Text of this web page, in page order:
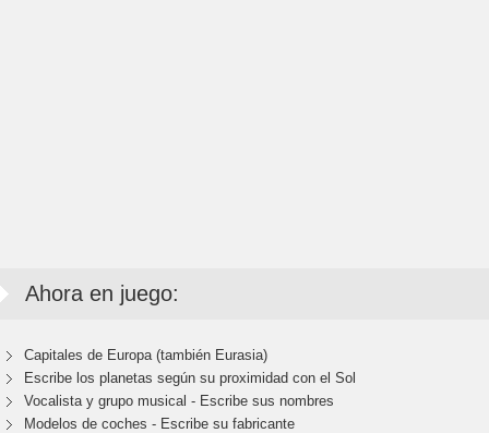
Ahora en juego:
Capitales de Europa (también Eurasia)
Escribe los planetas según su proximidad con el Sol
Vocalista y grupo musical - Escribe sus nombres
Modelos de coches - Escribe su fabricante